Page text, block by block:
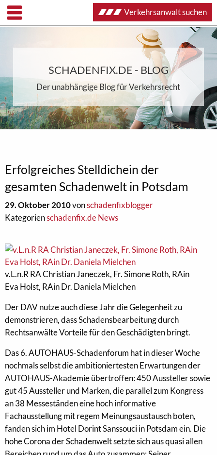
SCHADENFIX.DE - BLOG
Der unabhängige Blog für Verkehrsrecht
Erfolgreiches Stelldichein der
gesamten Schadenwelt in Potsdam
29. Oktober 2010vonschadenfixblogger
Kategorienschadenfix.de News
v.L.n.R RA Christian Janeczek, Fr. Simone Roth, RAin
Eva Holst, RAin Dr. Daniela Mielchen
Der DAV nutze auch diese Jahr die Gelegenheit zu
demonstrieren, dass Schadensbearbeitung durch
Rechtsanwälte Vorteile für den Geschädigten bringt.
Das 6. AUTOHAUS-Schadenforum hat in dieser Woche
nochmals selbst die ambitioniertesten Erwartungen der
AUTOHAUS-Akademie übertroffen: 450 Aussteller sowie
gut 45 Aussteller und Marken, die parallel zum Kongress
an 38 Messeständen eine hoch informative
Fachausstellung mit regem Meinungsaustausch boten,
fanden sich im Hotel Dorint Sanssouci in Potsdam ein. Die
hohe Corona der Schadenwelt setzte sich aus quasi allen
Verkehrsanwalt suchen